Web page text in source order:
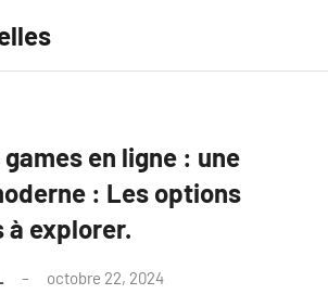
en ligne : une
: Les options
à explorer.
octobre 22, 2024